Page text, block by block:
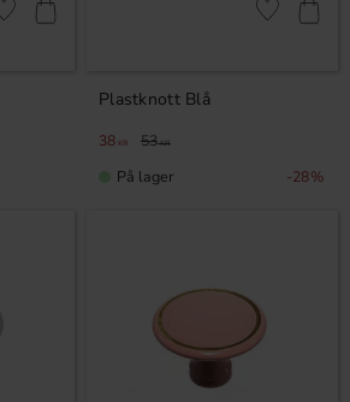
Lagre som favoritt
Plastknott Blå
38 KR 53KR
28%
Lagre som
På lager